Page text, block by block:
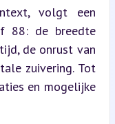
volgt een
88: de breedte
de onrust van
zuivering. Tot
en mogelijke